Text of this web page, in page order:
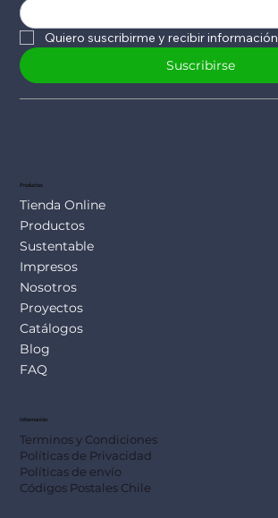
Quiero suscribirme y recibir
Suscribirse
Productos
Tienda Online
Productos
Sustentable
Impresos
Nosotros
Proyectos
Catálogos
Blog
FAQ
Información
Terminos y Condiciones
Políticas de Privacidad
Políticas de envío
Códigos Postales Chile